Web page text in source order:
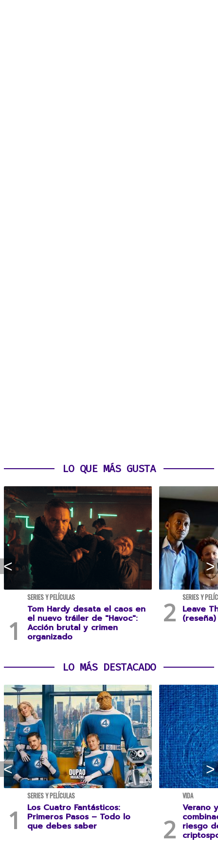
LO QUE MÁS GUSTA
SERIES Y PELÍCULAS
Tom Hardy desata el caos en
el nuevo tráiler de "Havoc":
Acción brutal y crimen
organizado
SERIES Y
Leave
(reseña)
LO MÁS DESTACADO
SERIES Y PELÍCULAS
Los Cuatro Fantásticos:
Primeros Pasos – Todo lo
que debes saber
VIDA
Verano
riesgo